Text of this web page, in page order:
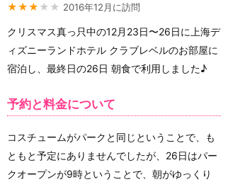
★★★ ★★ 2016年12月に訪問
クリスマス真っ只中の12月23日〜26日に上海デ
ィズニーランドホテル クラブレベルのお部屋に
宿泊し、最終日の26日 朝食で利用しました♪
予約と料金について
コスチュームがパークと同じということで、も
ともと予定にありませんでしたが、26日はパー
クオープンが9時ということで、朝がゆっくり